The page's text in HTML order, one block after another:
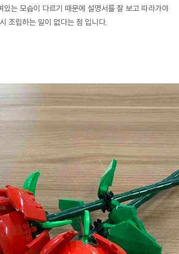
는 모습이 다르기 때문에 설명서를 잘 보고 따라가야
조립하는 일이 없다는 점 입니다.